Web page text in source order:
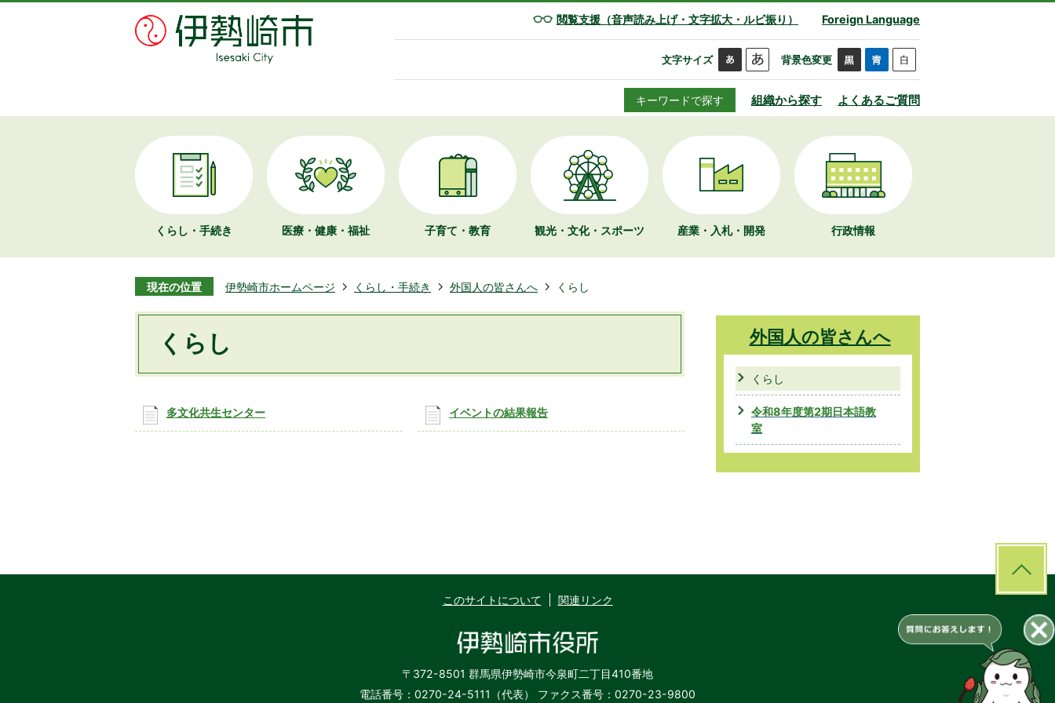
閲覧支援（音声読み上げ・文字拡大・ルビ振り） Foreign Language
文字サイズ 背景色変更
キーワードで探す 組織から探す よくあるご質問
くらし・手続き 医療・健康・福祉 子育て・教育 観光・文化・ スポーツ 産業・入札・開発 行政情報
現在の位置 伊勢崎市ホームページ くらし・手続き 外国人の皆さんへ くらし
くらし
多文化共生センター イベントの結果報告
外国人の皆さんへ
くらし
令和8年度第2期日本語教
室
このサイトについて 関連リンク
〒372-8501 群馬県伊勢崎市今泉町二丁目410番地
電話番号：0270-24-5111（代表） ファクス番号：0270-23-9800